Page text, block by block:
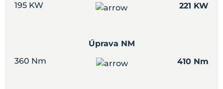
195 KW
221 KW
Úprava NM
360 Nm
410 Nm